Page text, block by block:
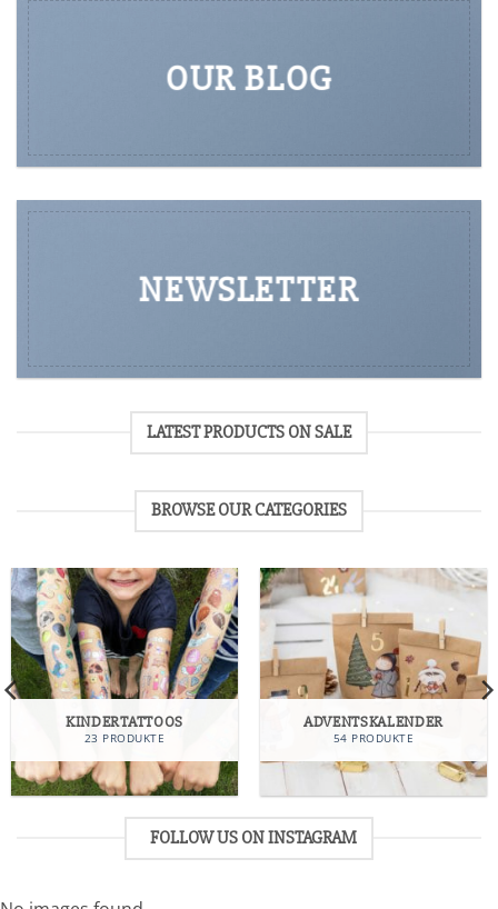
OUR BLOG
NEWSLETTER
LATEST PRODUCTS ON SALE
BROWSE OUR CATEGORIES
KINDERTATTOOS
23 PRODUKTE
ADVENTSKALENDER
54 PRODUKTE
FOLLOW US ON INSTAGRAM